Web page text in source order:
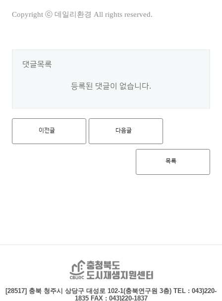
Copyright ⓒ 데일리환경 All rights reserved.
댓글목록
등록된 댓글이 없습니다.
이전글 다음글
목록
[28517] 충북 청주시 상당구 대성로 102-1(충북연구원 3층) TEL : 043)220-
1835 FAX : 043)220-1837